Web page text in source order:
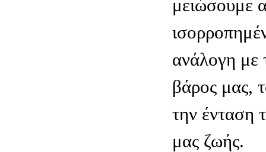
μειώσουμε
ανάλογη με
βάρος μας,
την ένταση
μας ζωής.